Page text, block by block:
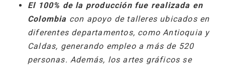
El 100% de la producción fue realizada en
Colombia con apoyo de talleres ubicados en
diferentes departamentos, como Antioquia y
Caldas, generando empleo a más de 520
personas. Además, los artes gráficos se